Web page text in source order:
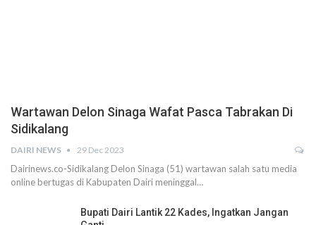
Wartawan Delon Sinaga Wafat Pasca Tabrakan Di
Sidikalang
DAIRI NEWS 29 Dec 2023
Dairinews.co-Sidikalang Delon Sinaga (51) wartawan salah satu media
online bertugas di Kabupaten Dairi meninggal…
Bupati Dairi Lantik 22 Kades, Ingatkan Jangan